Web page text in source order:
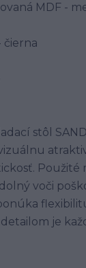
MDF -
čierna
stôl
voči
je